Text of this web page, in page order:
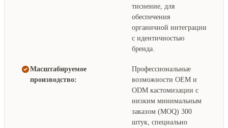
тиснение, для
обеспечения
органичной интеграции
с идентичностью
бренда.
Масштабируемое
производство:
Профессиональные
возможности OEM и
ODM кастомизации с
низким минимальным
заказом (MOQ) 300
штук, специально